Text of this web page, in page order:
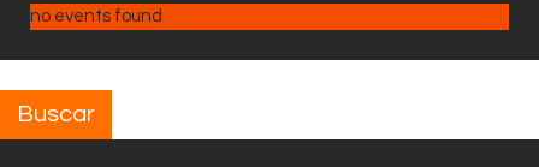
no events found
Buscar